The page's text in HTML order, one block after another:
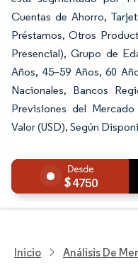
Cuentas de Ahorro,
Préstamos, Otros
Presencial), Grupo de
Años, 45–59 Años, 60
Nacionales, Bancos
Previsiones del
Valor (USD), Según
4750
Inicio Análisis De